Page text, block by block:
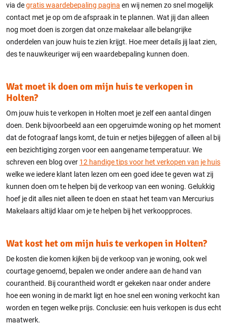
via degratis waardebepaling pagina en wij nemen zo snel mogelijk
contact met je op om de afspraak in te plannen. Wat jij dan alleen
nog moet doen is zorgen dat onze makelaar alle belangrijke
onderdelen van jouw huis te zien krijgt. Hoe meer details jij laat zien,
des te nauwkeuriger wij een waardebepaling kunnen doen.
Wat moet ik doen om mijn huis te verkopen in
Holten?
Om jouw huis te verkopen in Holten moet je zelf een aantal dingen
doen. Denk bijvoorbeeld aan een opgeruimde woning op het moment
dat de fotograaf langs komt, de tuin er netjes bijleggen of alleen al bij
een bezichtiging zorgen voor een aangename temperatuur. We
schreven een blog over 12 handige tips voor het verkopen van je huis
welke we iedere klant laten lezen om een goed idee te geven wat zij
kunnen doen om te helpen bij de verkoop van een woning. Gelukkig
hoef je dit alles niet alleen te doen en staat het team van Mercurius
Makelaars altijd klaar om je te helpen bij het verkoopproces.
Wat kost het om mijn huis te verkopen in Holten?
De kosten die komen kijken bij de verkoop van je woning, ook wel
courtage genoemd, bepalen we onder andere aan de hand van
courantheid. Bij courantheid wordt er gekeken naar onder andere
hoe een woning in de markt ligt en hoe snel een woning verkocht kan
worden en tegen welke prijs. Conclusie: een huis verkopen is dus echt
maatwerk.